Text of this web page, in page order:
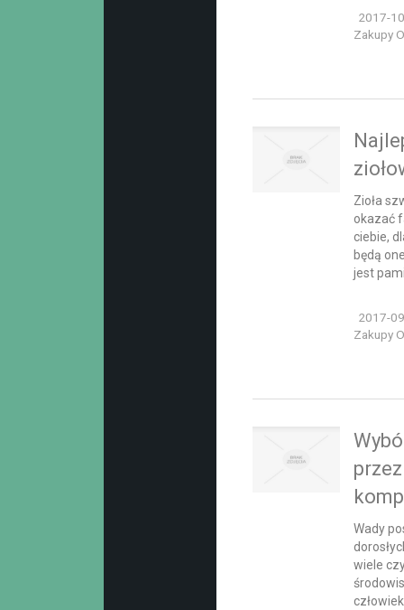
2017-
Zakupy
Zioła
okazać
ciebie,
będą
jest
2017-
Zakupy
Wady
wiele